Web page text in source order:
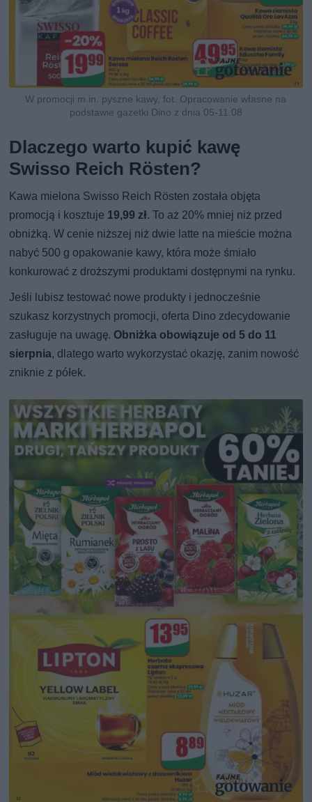
W promocji m.in. pyszne kawy, fot. Opracowanie własne na
podstawie gazetki Dino z dnia 05-11.08
Dlaczego warto kupić kawę
Swisso Reich Rösten?
Kawa mielona Swisso Reich Rösten została objęta
promocją i kosztuje 19,99 zł. To aż 20% mniej niż przed
obniżką. W cenie niższej niż dwie latte na mieście można
nabyć 500 g opakowanie kawy, która może śmiało
konkurować z droższymi produktami dostępnymi na rynku.
Jeśli lubisz testować nowe produkty i jednocześnie
szukasz korzystnych promocji, oferta Dino zdecydowanie
zasługuje na uwagę. Obniżka obowiązuje od 5 do 11
sierpnia, dlatego warto wykorzystać okazję, zanim nowość
zniknie z półek.